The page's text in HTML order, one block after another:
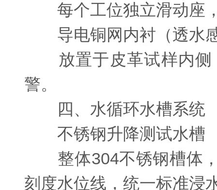
每个工位独立滑动座，
导电铜网内衬（透水
放置于皮革试样内侧
警。
四、水循环水槽系统
不锈钢升降测试水槽
整体304不锈钢槽体，
刻度水位线，统一标准浸